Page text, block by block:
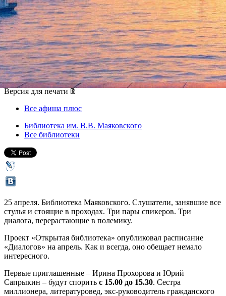
На «Апрельских диалогах»
выступит Ирина Прохорова,
а сын пойдет на отца
25 апреля 2015, суббота,15.00
Версия для печати
Все афиша плюс
Библиотека им. В.В. Маяковского
Все библиотеки
25 апреля. Библиотека Маяковского. Слушатели, занявшие все
стулья и стоящие в проходах. Три пары спикеров. Три
диалога, перерастающие в полемику.
Проект «Открытая библиотека» опубликовал расписание
«Диалогов» на апрель. Как и всегда, оно обещает немало
интересного.
Первые приглашенные – Ирина Прохорова и Юрий
Сапрыкин – будут спорить с 15.00 до 15.30. Сестра
миллионера, литературовед, экс-руководитель гражданского